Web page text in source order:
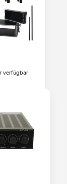
verfügbar